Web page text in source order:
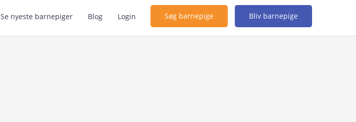
Se nyeste barnepiger Blog Login Søg barnepige Bliv barnepige